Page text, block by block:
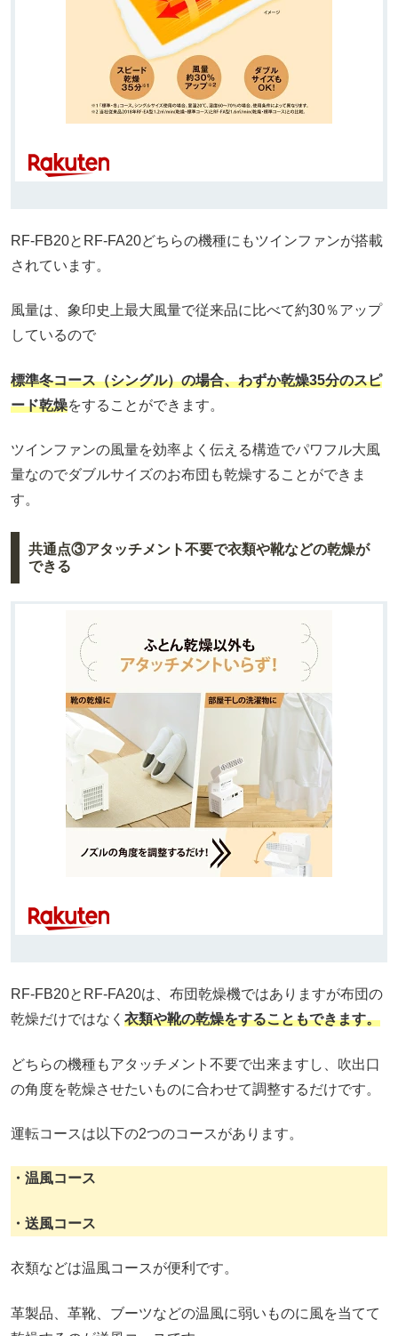
RF-FB20とRF-FA20どちらの機種にもツインファンが搭載
されています。
風量は、象印史上最大風量で従来品に比べて約30％アップ
しているので
標準冬コース（シングル）の場合、わずか乾燥35分のスピ
ード乾燥をすることができます。
ツインファンの風量を効率よく伝える構造でパワフル大風
量なのでダブルサイズのお布団も乾燥することができま
す。
共通点③アタッチメント不要で衣類や靴などの乾燥が
できる
RF-FB20とRF-FA20は、布団乾燥機ではありますが布団の
乾燥だけではなく 衣類や靴の乾燥をすることもできます。
どちらの機種もアタッチメント不要で出来ますし、吹出口
の角度を乾燥させたいものに合わせて調整するだけです。
運転コースは以下の2つのコースがあります。
・温風コース
・送風コース
衣類などは温風コースが便利です。
革製品、革靴、ブーツなどの温風に弱いものに風を当てて